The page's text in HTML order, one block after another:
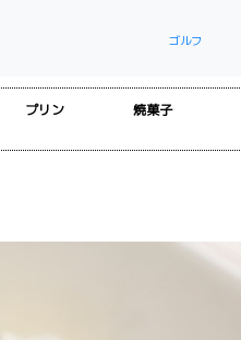
ゴルフ
プリン 焼菓子